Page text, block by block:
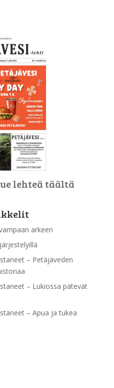
lehteä täältä
arkeen
– Petäjäveden
– Lukiossa pätevät
– Apua ja tukea